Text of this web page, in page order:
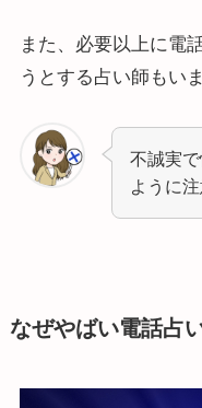
また、必要以上に電
うとする占い師もいま
不誠実
ように
なぜやばい電話占